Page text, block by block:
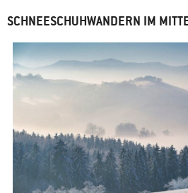
SCHNEESCHUHWANDERN IM